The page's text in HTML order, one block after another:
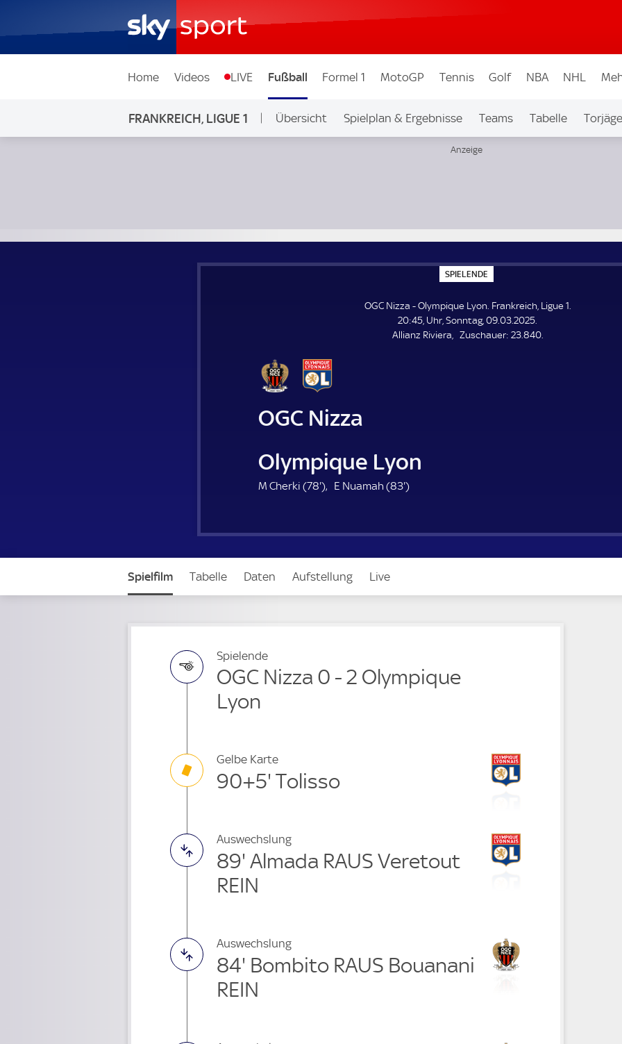
Home Videos LIVE Fußball Formel 1 MotoGP Tennis Golf NBA NHL
FRANKREICH, LIGUE 1 Übersicht Spielplan & Ergebnisse Teams Tabelle
SPIELENDE
P
L
E
N
OGC Nizza - Olympique Lyon. Frankreich, Ligue 1.
20:45, Uhr, Sonntag, 09.03.2025.
Allianz Riviera
Zuschauer: Z
23.840.
OGC Nizza
Olympique Lyon
M Cherki (78'7
m
n
u
) E Nuamah (83'8
m
n
)
Spielfilm Tabelle Daten Aufstellung Live
Spielende
OGC Nizza 0 - 2 Olympique
Lyon
Gelbe Karte
90+5' Tolisso
Auswechslung
89' Almada RAUS Veretout
REIN
Auswechslung
84' Bombito RAUS Bouanani
REIN